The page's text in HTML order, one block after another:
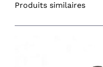
Produits similaires